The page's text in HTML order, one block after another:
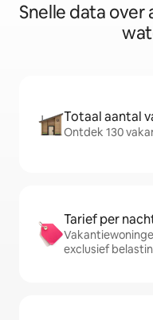
Snelle data
Totaal aantal
Ontdek 130
Tarief per
exclusief